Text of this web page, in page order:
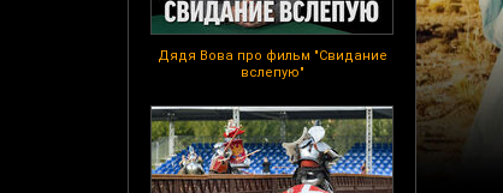
Дядя Вова про фильм "Свидание
вслепую"